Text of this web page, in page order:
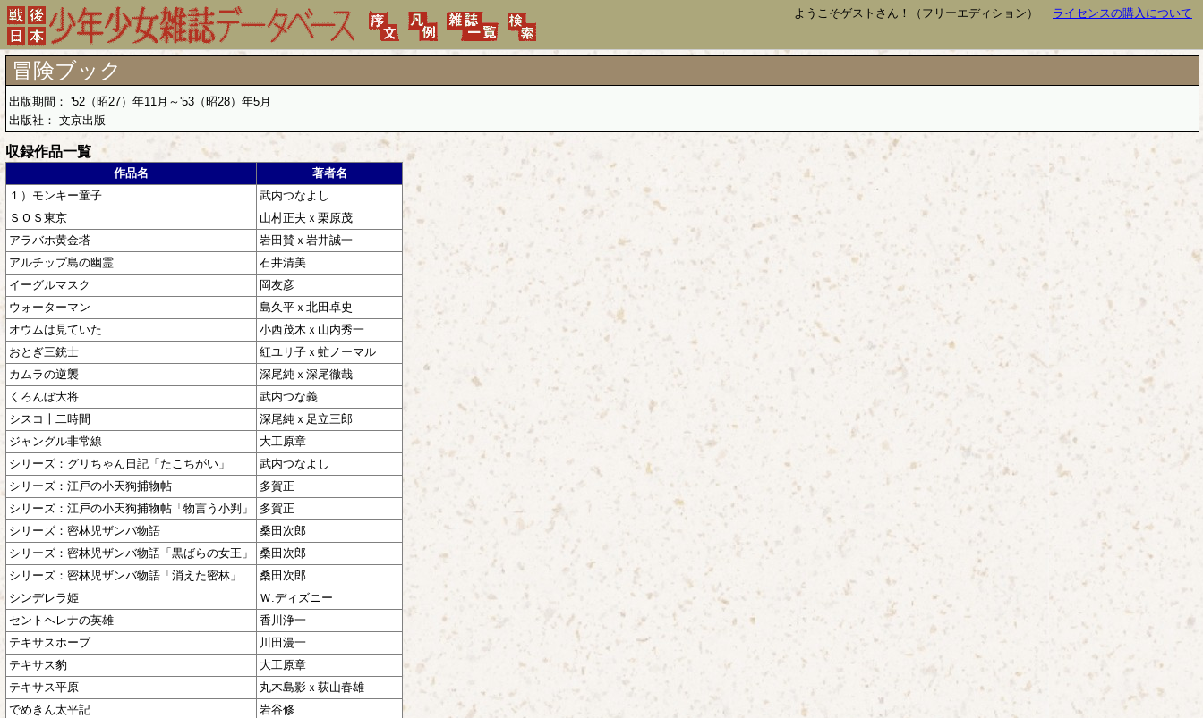
ようこそゲストさん！（フリーエディション） ライセンスの購入について
冒険ブック
出版期間： '52（昭27）年11月～'53（昭28）年5月
出版社： 文京出版
収録作品一覧
作品名
著者名
１）モンキー童子
武内つなよし
ＳＯＳ東京
山村正夫ｘ栗原茂
アラバホ黄金塔
岩田賛ｘ岩井誠一
アルチップ島の幽霊
石井清美
イーグルマスク
岡友彦
ウォーターマン
島久平ｘ北田卓史
オウムは見ていた
小西茂木ｘ山内秀一
おとぎ三銃士
紅ユリ子ｘ虻ノーマル
カムラの逆襲
深尾純ｘ深尾徹哉
くろんぼ大将
武内つな義
シスコ十二時間
深尾純ｘ足立三郎
ジャングル非常線
大工原章
シリーズ：グリちゃん日記「たこちがい」
武内つなよし
シリーズ：江戸の小天狗捕物帖
多賀正
シリーズ：江戸の小天狗捕物帖「物言う小判」
多賀正
シリーズ：密林児ザンバ物語
桑田次郎
シリーズ：密林児ザンバ物語「黒ばらの女王」
桑田次郎
シリーズ：密林児ザンバ物語「消えた密林」
桑田次郎
シンデレラ姫
Ｗ.ディズニー
セントヘレナの英雄
香川浄一
テキサスホープ
川田漫一
テキサス豹
大工原章
テキサス平原
丸木島影ｘ荻山春雄
でめきん太平記
岩谷修